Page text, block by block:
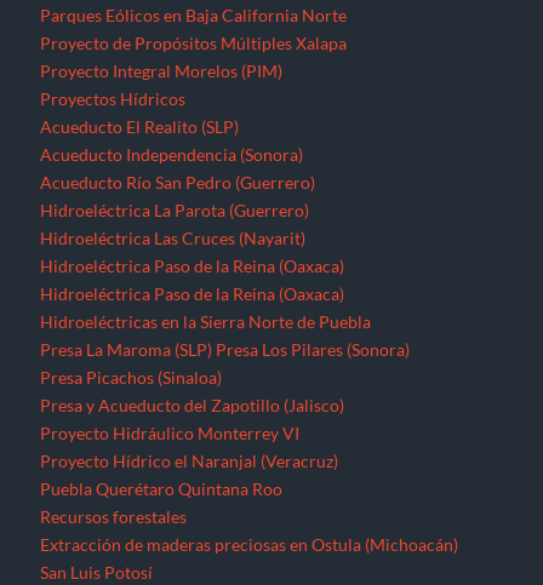
Parques Eólicos en Baja California Norte
Proyecto de Propósitos Múltiples Xalapa
Proyecto Integral Morelos (PIM)
Proyectos Hídricos
Acueducto El Realito (SLP)
Acueducto Independencia (Sonora)
Acueducto Río San Pedro (Guerrero)
Hidroeléctrica La Parota (Guerrero)
Hidroeléctrica Las Cruces (Nayarit)
Hidroeléctrica Paso de la Reina (Oaxaca)
Hidroeléctrica Paso de la Reina (Oaxaca)
Hidroeléctricas en la Sierra Norte de Puebla
Presa La Maroma (SLP) Presa Los Pilares (Sonora)
Presa Picachos (Sinaloa)
Presa y Acueducto del Zapotillo (Jalisco)
Proyecto Hidráulico Monterrey VI
Proyecto Hídrico el Naranjal (Veracruz)
Puebla Querétaro Quintana Roo
Recursos forestales
Extracción de maderas preciosas en Ostula (Michoacán)
San Luis Potosí